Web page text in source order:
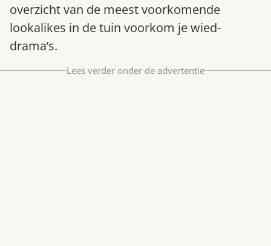
Gardeners’ World 08/2026
Bestel nu
overzicht van de meest voorkomende
lookalikes in de tuin voorkom je wied-
drama’s.
Lees verder onder de advertentie